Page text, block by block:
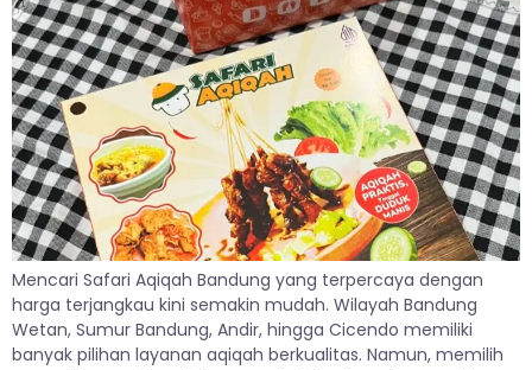
Mencari Safari Aqiqah Bandung yang terpercaya dengan
harga terjangkau kini semakin mudah. Wilayah Bandung
Wetan, Sumur Bandung, Andir, hingga Cicendo memiliki
banyak pilihan layanan aqiqah berkualitas. Namun, memilih